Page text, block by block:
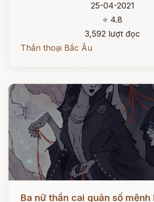
25-04-2021
⭐ 4.8
3,592 lượt đọc
Thần thoại Bắc Âu
Ba nữ thần cai quản số mệnh